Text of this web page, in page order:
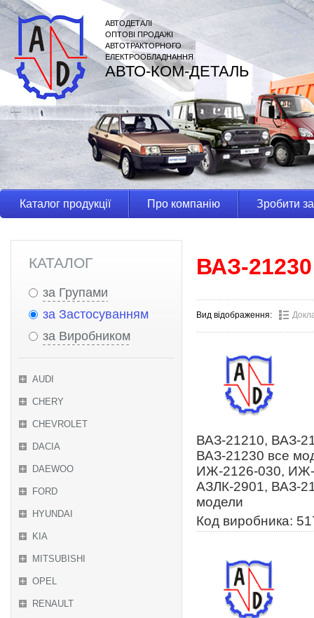
АВТОДЕТАЛІ
ОПТОВІ ПРОДАЖІ
АВТОТРАКТОРНОГО
ЕЛЕКТРООБЛАДНАННЯ
АВТО-КОМ-ДЕТАЛЬ
Каталог продукції Про компанію Зробити
КАТАЛОГ
за Групами
за Застосуванням
за Виробником
AUDI
CHERY
CHEVROLET
DACIA
DAEWOO
FORD
HYUNDAI
KIA
MITSUBISHI
OPEL
RENAULT
ВАЗ-
Вид відображення:
ВАЗ-21210, ВАЗ-
ВАЗ-21230 все
ИЖ-2126-030, ИЖ-
АЗЛК-2901, ВАЗ-
модели
Код виробника: